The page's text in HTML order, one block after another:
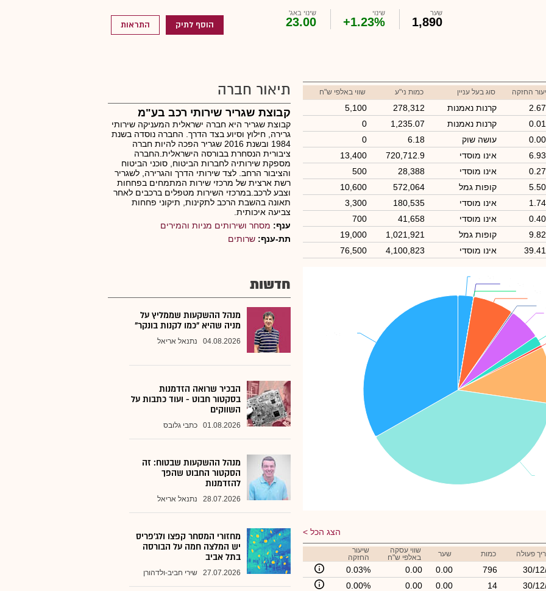
שער
1,890
שינוי
+1.23%
שינוי באג'
23.00 הוסף לתיק התראות
החזקה סוג בעל עניין כמות ני"ע שווי באלפי ש"ח
קרנות נאמנות 278,312
5,100
קרנות נאמנות 1,235.07
0
עושה שוק 6.18
0
אינו מוסדי 720,712.9
13,400
אינו מוסדי 28,388
500
קופות גמל 572,064
10,600
אינו מוסדי 180,535
3,300
אינו מוסדי 41,658
700
קופות גמל 1,021,921
19,000
אינו מוסדי 4,100,823
76,500
הצג הכל
פעולה כמות שער
שווי עסקה
באלפי ש"ח
שיעור
החזקה
30/
796
0.00
0.00
0.03%
30/
14
0.00
0.00
0.00%
תיאור חברה
קבוצת שגריר שירותי רכב בע"מ
קבוצת שגריר היא חברה ישראלית המעניקה שירותי
גרירה, חילוץ וסיוע בצד הדרך. החברה נוסדה בשנת
1984 ובשנת 2016 שגריר הפכה להיות חברה
ציבורית הנסחרת בבורסה הישראלית.החברה
מספקת שירותיה לחברות הביטוח, סוכני הביטוח
והציבור הרחב. לצד שירותי הדרך והגרירה, לשגריר
רשת ארצית של מרכזי שירות המתמחים בפחחות
וצבע לרכב.במרכזי השירות מטפלים ברכבים לאחר
תאונה בהשבת הרכב לתקינות, תיקוני פחחות
צביעה איכותית.
ענף: מסחר ושירותים מניות והמירים
תת-ענף: שרותים
חדשות
מנהל ההשקעות שממליץ על
מניה שהיא "כמו לקנות בונקר"
04.08.2026 נתנאל אריאל
הבכיר שרואה הזדמנות
בסקטור חבוט - ועוד כתבות על
השווקים
01.08.2026 כתבי גלובס
מנהל ההשקעות שבטוח: זה
הסקטור החבוט שהפך
להזדמנות
28.07.2026 נתנאל אריאל
מחזורי המסחר קפצו ולג'פריס
יש המלצה חמה על הבורסה
בתל אביב
27.07.2026 שירי חביב-ולדהורן